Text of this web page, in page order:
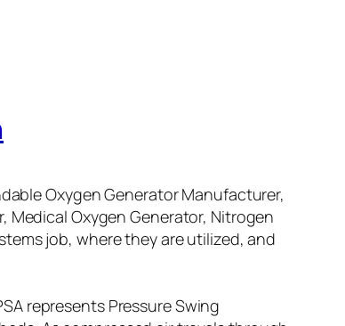
Oxygen Generator Manufacturer,
Medical Oxygen Generator, Nitrogen
job, where they are utilized, and
represents Pressure Swing